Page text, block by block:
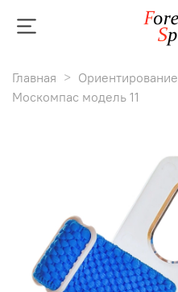
Главная Ориентирование
Москомпас модель 11